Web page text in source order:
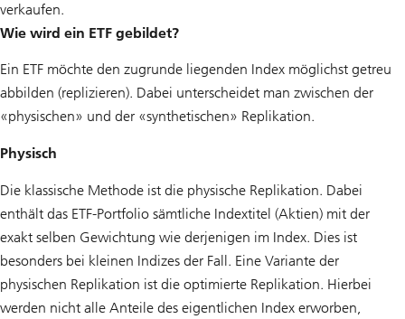
verkaufen.
Wie wird ein ETF gebildet?
Ein ETF möchte den zugrunde liegenden Index möglichst getreu
abbilden (replizieren). Dabei unterscheidet man zwischen der
«physischen» und der «synthetischen» Replikation.
Physisch
Die klassische Methode ist die physische Replikation. Dabei
enthält das ETF-Portfolio sämtliche Indextitel (Aktien) mit der
exakt selben Gewichtung wie derjenigen im Index. Dies ist
besonders bei kleinen Indizes der Fall. Eine Variante der
physischen Replikation ist die optimierte Replikation. Hierbei
werden nicht alle Anteile des eigentlichen Index erworben,